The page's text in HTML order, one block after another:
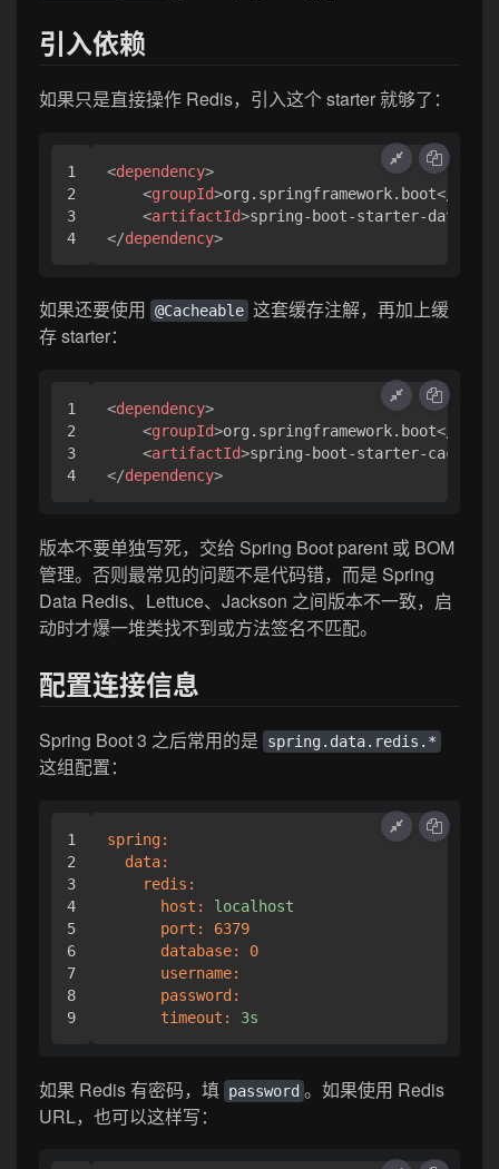
引入依赖
如果只是直接操作 Redis，引入这个 starter 就够了：
1
2
3
<dependency>
<groupId>org.springframework.boot</
<artifactId>spring-boot-starter-data-
</dependency>
如果还要使用 @Cacheable 这套缓存注解，再加上缓
存 starter：
1
2
3
<dependency>
<groupId>org.springframework.boot</
<artifactId>spring-boot-starter-cache
</dependency>
版本不要单独写死，交给 Spring Boot parent 或 BOM
管理。否则最常见的问题不是代码错，而是 Spring
Data Redis、Lettuce、Jackson 之间版本不一致，启
动时才爆一堆类找不到或方法签名不匹配。
配置连接信息
Spring Boot 3 之后常用的是 spring.data.redis.*
这组配置：
1
2
3
4
5
6
7
8
spring:
data:
redis:
host:
localhost
port:
6379
database:
0
username:
password:
timeout:
3s
如果 Redis 有密码，填 password 。如果使用 Redis
URL，也可以这样写：